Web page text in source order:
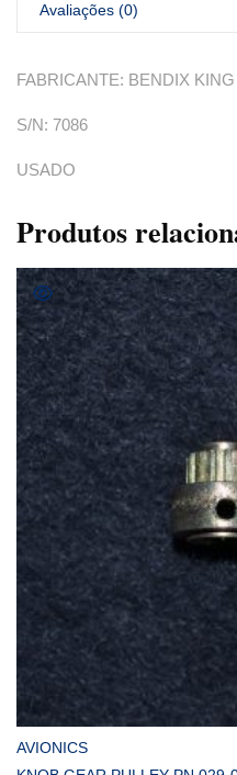
Avaliações (0)
FABRICANTE: BENDIX KING
S/N: 7086
USADO
Produtos
AVIONICS